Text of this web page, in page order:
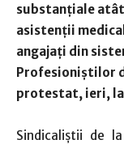
substanţiale
asistenţii
angajaţi din
Profesioniştilor
protestat, ieri,
Sindicaliştii de